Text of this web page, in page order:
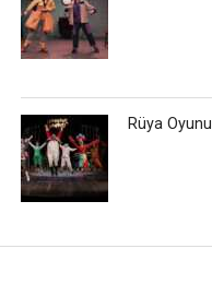
Rüya Oyunu